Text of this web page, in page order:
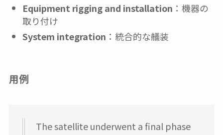
Equipment rigging and installation ：機器の
取り付け
System integration ：統合的な艤装
用例
The satellite underwent a final phase